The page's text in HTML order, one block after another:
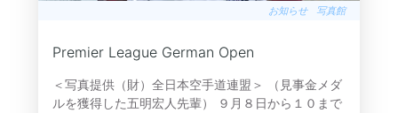
お知らせ 写真館
Premier League German Open
＜写真提供（財）全日本空手道連盟＞ （見事金メダ
ルを獲得した五明宏人先輩） ９月８日から１０まで